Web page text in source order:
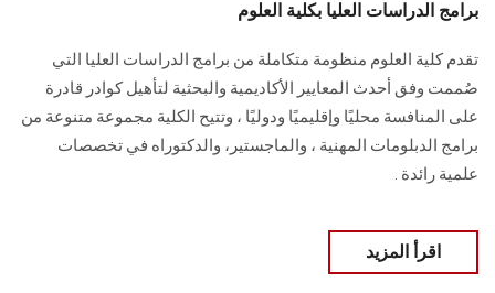
برامج الدراسات العليا بكلية العلوم
تقدم كلية العلوم منظومة متكاملة من برامج الدراسات العليا التي
صُممت وفق أحدث المعايير الأكاديمية والبحثية لتأهيل كوادر قادرة
على المنافسة محليًا وإقليميًا ودوليًا ، وتتيح الكلية مجموعة متنوعة من
برامج الدبلومات المهنية ، والماجستير، والدكتوراه في تخصصات
علمية رائدة .
اقرأ المزيد